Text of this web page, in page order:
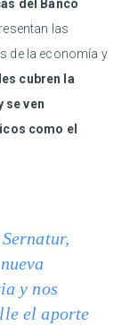
del Banco
las
de la economía y
cubren la
se ven
como el
y nos
el aporte